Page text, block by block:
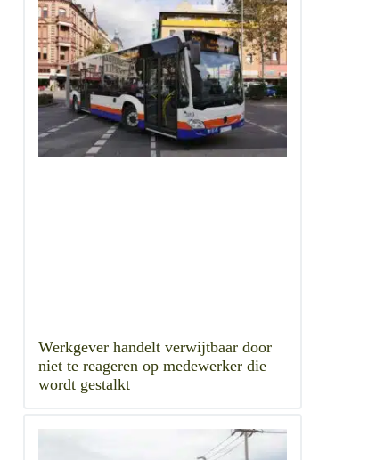
Werkgever handelt verwijtbaar door
niet te reageren op medewerker die
wordt gestalkt